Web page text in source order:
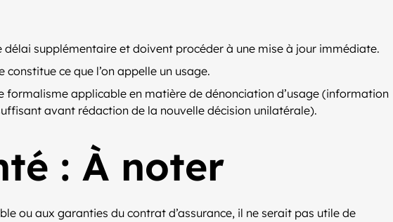
supplémentaire et doivent procéder à une mise à jour immédiate.
ce que l’on appelle un usage.
formalisme applicable en matière de dénonciation d’usage (information
avant rédaction de la nouvelle décision unilatérale).
: À noter
ou aux garanties du contrat d’assurance, il ne serait pas utile de